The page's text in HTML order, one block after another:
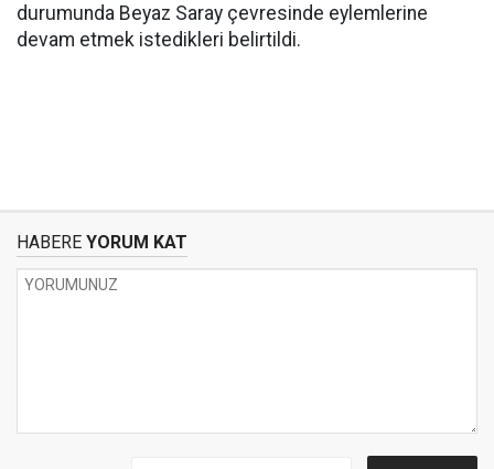
durumunda Beyaz Saray çevresinde eylemlerine
devam etmek istedikleri belirtildi.
HABERE YORUM KAT